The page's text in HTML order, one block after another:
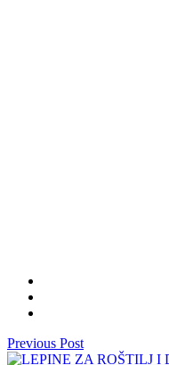
Previous Post